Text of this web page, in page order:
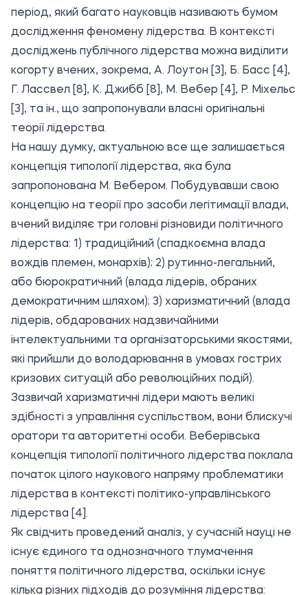
період, який багато науковців називають бумом
дослідження феномену лідерства. В контексті
досліджень публічного лідерства можна виділити
когорту вчених, зокрема, А. Лоутон [3], Б. Басс [4],
Г. Лассвел [8], К. Джибб [8], М. Вебер [4], Р. Міхельс
[3], та ін., що запропонували власні оригінальні
теорії лідерства.
На нашу думку, актуальною все ще залишається
концепція типології лідерства, яка була
запропонована М. Вебером. Побудувавши свою
концепцію на теорії про засоби легітимації влади,
вчений виділяє три головні різновиди політичного
лідерства: 1) традиційний (спадкоємна влада
вождів племен, монархів); 2) рутинно-легальний,
або бюрократичний (влада лідерів, обраних
демократичним шляхом); 3) харизматичний (влада
лідерів, обдарованих надзвичайними
інтелектуальними та організаторськими якостями,
які прийшли до володарювання в умовах гострих
кризових ситуацій або революційних подій).
Зазвичай харизматичні лідери мають великі
здібності з управління суспільством, вони блискучі
оратори та авторитетні особи. Веберівська
концепція типології політичного лідерства поклала
початок цілого наукового напряму проблематики
лідерства в контексті політико-управлінського
лідерства [4].
Як свідчить проведений аналіз, у сучасній науці не
існує єдиного та однозначного тлумачення
поняття політичного лідерства, оскільки існує
кілька різних підходів до розуміння лідерства: